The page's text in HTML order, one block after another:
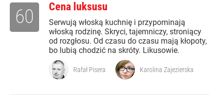
Cena luksusu
Serwują włoską kuchnię i przypominają
włoską rodzinę. Skryci, tajemniczy, stroniący
od rozgłosu. Od czasu do czasu mają kłopoty,
bo lubią chodzić na skróty. Likusowie.
60
Rafał Pisera Karolina Zajezierska